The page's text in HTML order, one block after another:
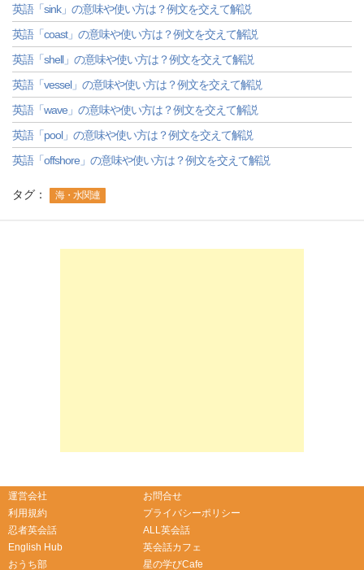
英語「sink」の意味や使い方は？例文を交えて解説
英語「coast」の意味や使い方は？例文を交えて解説
英語「shell」の意味や使い方は？例文を交えて解説
英語「vessel」の意味や使い方は？例文を交えて解説
英語「wave」の意味や使い方は？例文を交えて解説
英語「pool」の意味や使い方は？例文を交えて解説
英語「offshore」の意味や使い方は？例文を交えて解説
タグ： 海・水関連
運営会社
お問合せ
利用規約
プライバシーポリシー
忍者英会話
ALL英会話
English Hub
英会話カフェ
おうち部
星の学びCafe